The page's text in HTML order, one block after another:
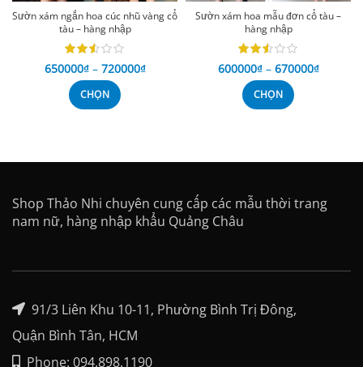
Sườn xám ngắn hoa cúc nhũ vàng cổ
tàu – hàng nhập
650000₫ – 720000₫
CHỌN
Sườn xám hoa mẫu đơn cổ tàu –
hàng nhập
600000₫ – 670000₫
CHỌN
Shop Thảo Nhi chuyên cung cấp các mẫu thời trang
nam nữ, hàng nhập khẩu Quảng Châu
91/3 Liên Khu 10-11, Phường Bình Trị Đông,
Quận Bình Tân, HCM
Phone: 094.898.1190